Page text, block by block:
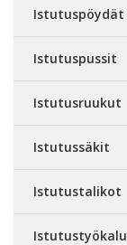
Istutuspussit
Istutusruukut
Istutussäkit
Istutustalikot